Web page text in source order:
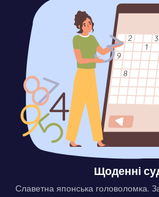
Щоденні
Славетна японська головоломка.